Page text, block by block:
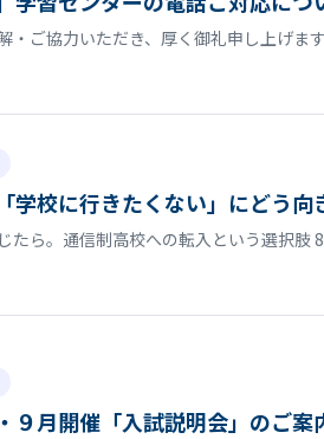
・ご協力いただき、厚く御礼申し上げま
学校に行きたくない」にどう
たら。通信制高校への転入という選択
９月開催「入試説明会」のご案